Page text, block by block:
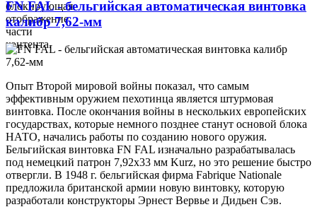
блокирующая
отображение
части
контента.
FN FAL - бельгийская автоматическая винтовка
калибр 7,62-мм
Опыт Второй мировой войны показал, что самым
эффективным оружием пехотинца является штурмовая
винтовка. После окончания войны в нескольких европейских
государствах, которые немного позднее станут основой блока
НАТО, начались работы по созданию нового оружия.
Бельгийская винтовка FN FAL изначально разрабатывалась
под немецкий патрон 7,92x33 мм Kurz, но это решение быстро
отвергли. В 1948 г. бельгийская фирма Fabrique Nationale
предложила британской армии новую винтовку, которую
разработали конструкторы Эрнест Вервье и Дидьен Сэв.